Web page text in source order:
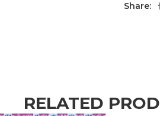
Share:
RELATED